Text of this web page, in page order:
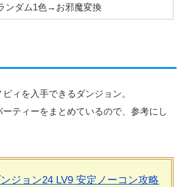
ンダム1色→お邪魔変換
ィを入手できるダンジョン。
ティーをまとめているので、参考にし
ジョン24 LV9 安定ノーコン攻略